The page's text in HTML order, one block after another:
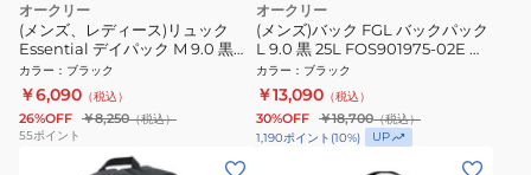
オークリー
(メンズ、レディース)リュック
Essential デイパック M 9.0 黒
28L FOS901982-02E バックパッ
ク リュックサック 撥水
カラー ： ブラック
￥6,090 （税込）
26%OFF ￥8,250（税込）
55ポイント
オークリー
(メンズ)バック FGL バックパック
L 9.0 黒 25L FOS901975-02E 学
校 学生 会社 仕事 通勤 通学
カラー ： ブラック
￥13,090 （税込）
30%OFF ￥18,700（税込）
1,190ポイント (10%) UP